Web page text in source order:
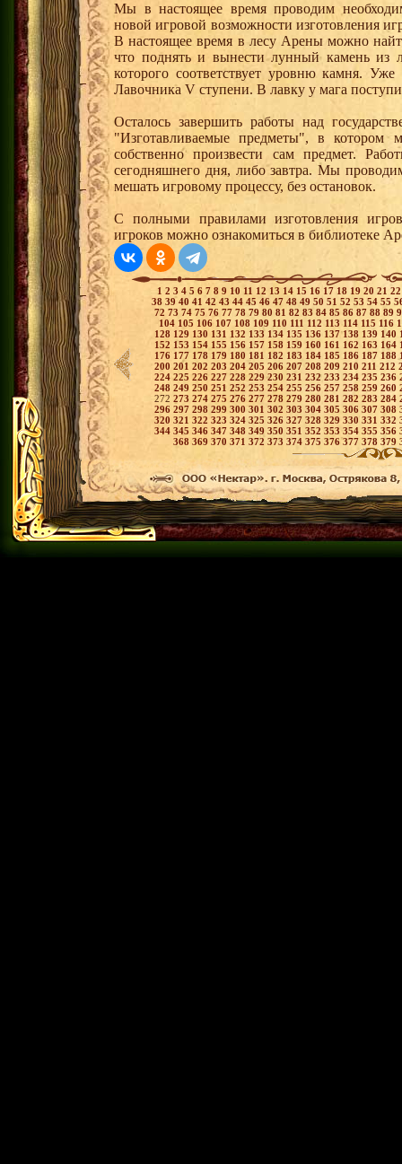
Мы в настоящее время проводим
новой игровой возможности изготовления
В настоящее время в лесу Арены можно
что поднять и вынести лунный камень из
которого соответствует уровню камня.
Лавочника V ступени. В лавку у мага
Осталось завершить работы над
"Изготавливаемые предметы", в котором
собственно произвести сам предмет.
сегодняшнего дня, либо завтра. Мы
мешать игровому процессу, без остановок.
С полными правилами изготовления
игроков можно ознакомиться в библиотеке
1 2 3 4 5 6 7 8 9 10 11 12 13 14 15 16 17 18 19 20 21
38 3940 41 42 43 44 45 46 47 48 49 50 51 52 53 54 55
72 73 74 75 76 77 78 79 80 81 82 83 84 85 86 87 88 89
104 105 106 107 108 109 110 111 112 113 114 115 116
128 129 130 131 132 133 134 135 136 137138 139 140
152 153 154 155 156 157 158 159 160 161 162 163 164
176 177 178 179 180 181 182 183 184 185 186 187 188
200 201 202 203 204 205 206 207 208 209 210 211 212
224 225 226 227 228 229230 231 232 233 234 235 236
248 249 250 251 252 253 254 255 256 257 258 259 260
272 273 274 275 276 277 278 279 280 281 282 283 284
296 297 298 299 300 301 302 303 304 305 306 307 308
320 321 322 323 324 325 326 327 328 329 330 331 332
344 345 346 347 348 349 350 351 352 353 354 355 356
368 369 370 371 372 373 374 375 376377 378 379